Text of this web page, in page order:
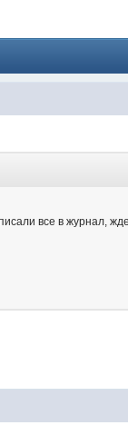
все в журнал,